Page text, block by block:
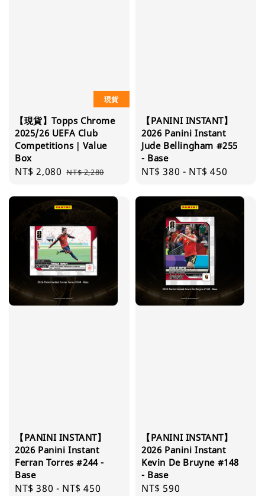
現貨
【現貨】Topps Chrome
2025/26 UEFA Club
Competitions｜Value
Box
Sale
NT$ 2,080 Regular
NT$ 2,280
【PANINI INSTANT】
2026 Panini Instant
Jude Bellingham #255
- Base
Regular
NT$ 380 - NT$ 450
【PANINI INSTANT】
2026 Panini Instant
Ferran Torres #244 -
Base
Regular
NT$ 380 - NT$ 450
【PANINI INSTANT】
2026 Panini Instant
Kevin De Bruyne #148
- Base
Regular
NT$ 590